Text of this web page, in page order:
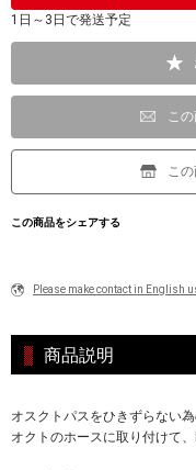
1日～3日で発送予定
こ
こ
この商品をシェアする
Please make contact in English
商品説明
オスクトパスをひきずらない為
オクトのホースに取り付けて、